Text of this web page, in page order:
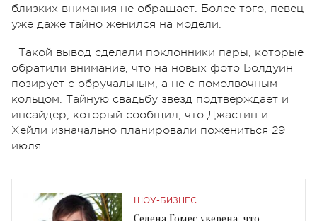
близких внимания не обращает. Более того, певец
уже даже тайно женился на модели.
Такой вывод сделали поклонники пары, которые
обратили внимание, что на новых фото Болдуин
позирует с обручальным, а не с помолвочным
кольцом. Тайную свадьбу звезд подтверждает и
инсайдер, который сообщил, что Джастин и
Хейли изначально планировали пожениться 29
июля.
ШОУ-БИЗНЕС